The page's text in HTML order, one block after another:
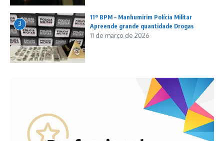
3
11º BPM – Manhumirim Polícia Militar
Apreende grande quantidade Drogas
11 de março de 2026